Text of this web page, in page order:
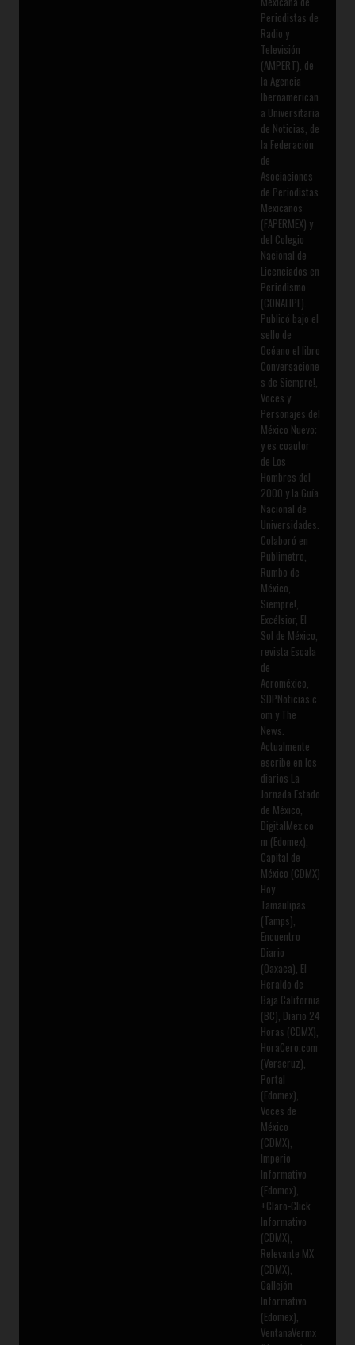
Periodistas de
Radio y
Televisión
(AMPERT), de
la Agencia
Iberoamerican
a Universitaria
de Noticias, de
la Federación
de
Asociaciones
de Periodistas
Mexicanos
(FAPERMEX) y
del Colegio
Nacional de
Licenciados en
Periodismo
(CONALIPE).
Publicó bajo el
sello de
Océano el libro
Conversacione
s de Siempre!,
Voces y
Personajes del
México Nuevo;
y es coautor
de Los
Hombres del
2000 y la Guía
Nacional de
Universidades.
Colaboró en
Publimetro,
Rumbo de
México,
Siempre!,
Excélsior, El
Sol de México,
revista Escala
de
Aeroméxico,
SDPNoticias.c
om y The
News.
Actualmente
escribe en los
diarios La
Jornada Estado
de México,
DigitalMex.co
m (Edomex),
Capital de
México (CDMX)
Hoy
Tamaulipas
(Tamps),
Encuentro
Diario
(Oaxaca), El
Heraldo de
Baja California
(BC), Diario 24
Horas (CDMX),
HoraCero.com
(Veracruz),
Portal
(Edomex),
Voces de
México
(CDMX),
Imperio
Informativo
(Edomex),
+Claro-Click
Informativo
(CDMX),
Relevante MX
(CDMX),
Callejón
Informativo
(Edomex),
VentanaVermx